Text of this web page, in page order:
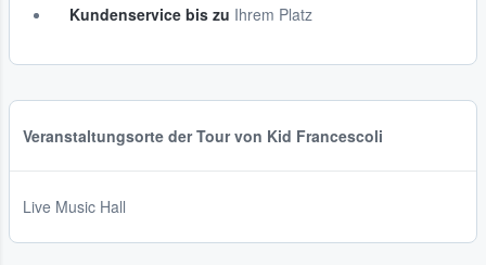
Kundenservice bis zu Ihrem Platz
Veranstaltungsorte der Tour von Kid Francescoli
Live Music Hall